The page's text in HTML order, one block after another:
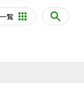
覧